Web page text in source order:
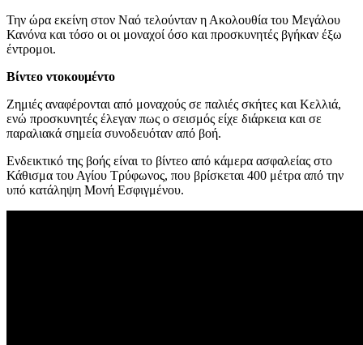
Την ώρα εκείνη στον Ναό τελούνταν η Ακολουθία του Μεγάλου
Κανόνα και τόσο οι οι μοναχοί όσο και προσκυνητές βγήκαν έξω
έντρομοι.
Βίντεο ντοκουμέντο
Ζημιές αναφέρονται από μοναχούς σε παλιές σκήτες και Κελλιά,
ενώ προσκυνητές έλεγαν πως ο σεισμός είχε διάρκεια και σε
παραλιακά σημεία συνοδευόταν από βοή.
Ενδεικτικό της βοής είναι το βίντεο από κάμερα ασφαλείας στο
Κάθισμα του Αγίου Τρύφωνος, που βρίσκεται 400 μέτρα από την
υπό κατάληψη Μονή Εσφιγμένου.